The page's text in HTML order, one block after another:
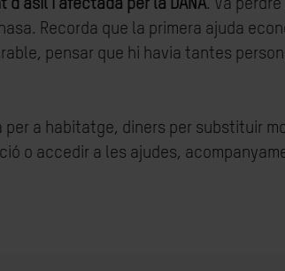
d'asil i afectada per la DANA. Va
Recorda que la primera ajuda
pensar que hi havia tantes
a habitatge, diners per substituir
o accedir a les ajudes,